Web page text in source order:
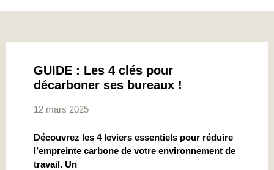
GUIDE : Les 4 clés pour
décarboner ses bureaux !
12 mars 2025
Découvrez les 4 leviers essentiels pour réduire
l’empreinte carbone de votre environnement de
travail. Un